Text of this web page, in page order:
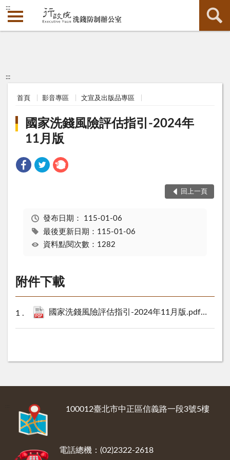
:::
:::
首頁 影音專區 文宣及出版品專區
國家洗錢風險評估指引-2024年
11月版
回上一頁
發布日期： 115-01-06
最後更新日期：115-01-06
資料點閱次數：1282
附件下載
國家洗錢風險評估指引-2024年11月版.pdf 1184 KB
100012臺北市中正區信義路一段3號5樓
電話總機：(02)2322-2618